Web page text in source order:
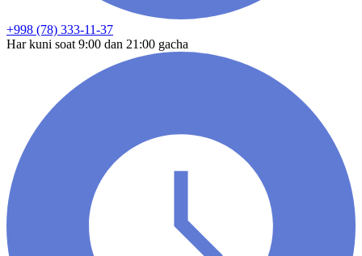
+998 (78) 333-11-37
Har kuni soat 9:00 dan 21:00 gacha